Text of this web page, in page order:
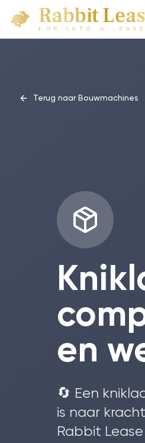
Terug naar Bouwmachines
en
🔄 Een
is naar
Rabbit